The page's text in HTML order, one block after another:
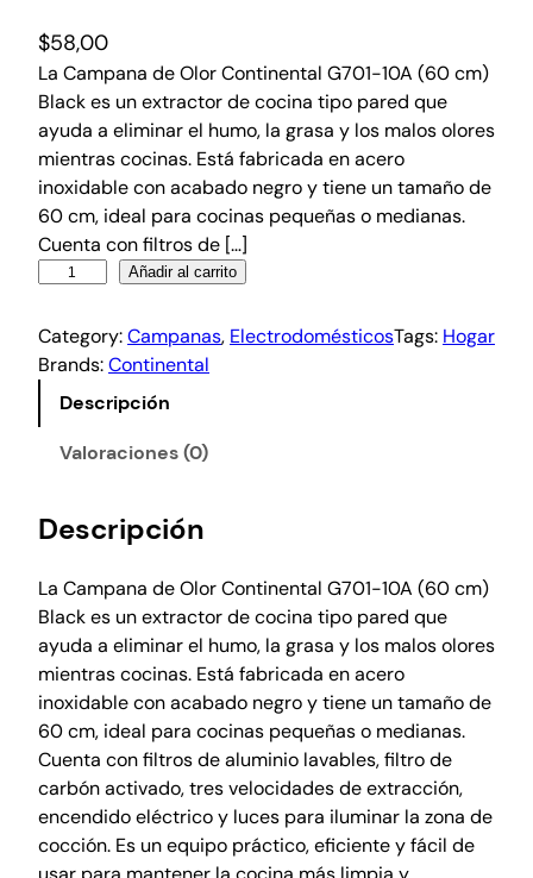
$58,00
La Campana de Olor Continental G701-10A (60 cm)
Black es un extractor de cocina tipo pared que
ayuda a eliminar el humo, la grasa y los malos olores
mientras cocinas. Está fabricada en acero
inoxidable con acabado negro y tiene un tamaño de
60 cm, ideal para cocinas pequeñas o medianas.
Cuenta con filtros de […]
Añadir al carrito
Category:Campanas, ElectrodomésticosTags: Hogar
Brands:Continental
Descripción
Valoraciones (0)
Descripción
La Campana de Olor Continental G701-10A (60 cm)
Black es un extractor de cocina tipo pared que
ayuda a eliminar el humo, la grasa y los malos olores
mientras cocinas. Está fabricada en acero
inoxidable con acabado negro y tiene un tamaño de
60 cm, ideal para cocinas pequeñas o medianas.
Cuenta con filtros de aluminio lavables, filtro de
carbón activado, tres velocidades de extracción,
encendido eléctrico y luces para iluminar la zona de
cocción. Es un equipo práctico, eficiente y fácil de